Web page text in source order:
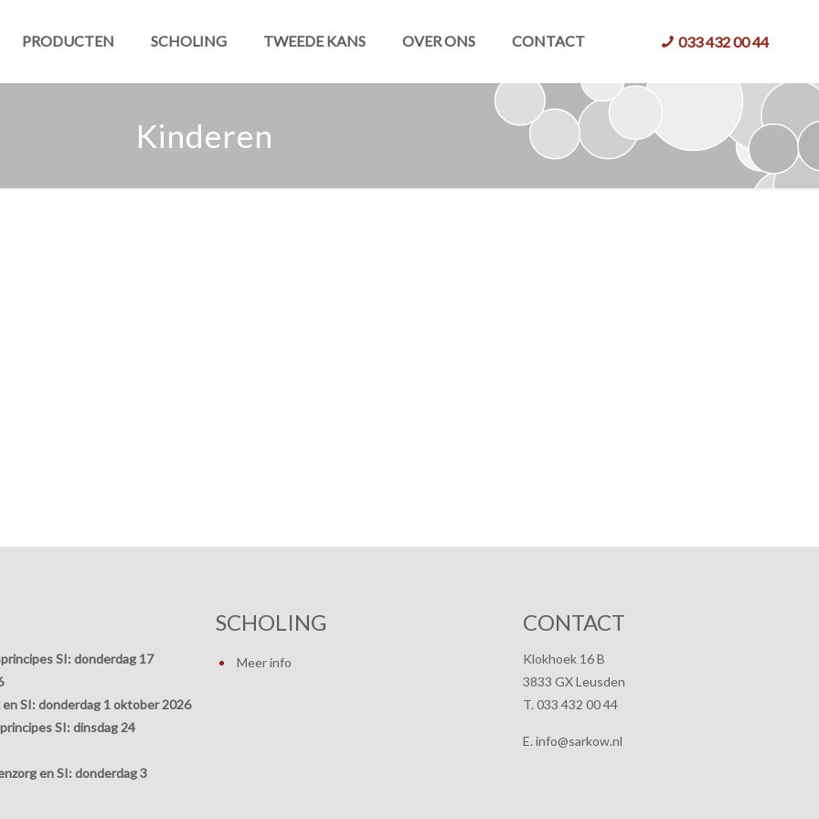
PRODUCTEN SCHOLING TWEEDE KANS OVER ONS CONTACT 033 432 00 44
Kinderen
SI: donderdag 17
SI: donderdag 1 oktober 2026
SI: dinsdag 24
en SI: donderdag 3
SCHOLING
Meer info
CONTACT
Klokhoek 16 B
3833 GX Leusden
T. 033 432 00 44
E. info@sarkow.nl